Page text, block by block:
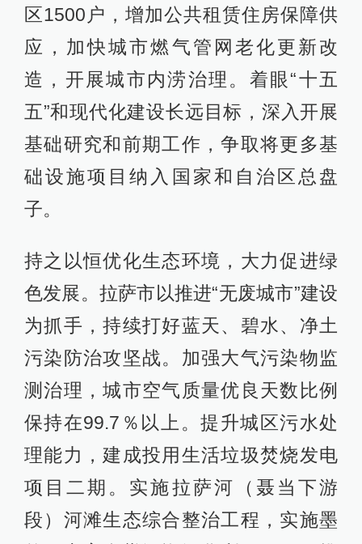
区1500户，增加公共租赁住房保障供
应，加快城市燃气管网老化更新改
造，开展城市内涝治理。着眼“十五
五”和现代化建设长远目标，深入开展
基础研究和前期工作，争取将更多基
础设施项目纳入国家和自治区总盘
子。
持之以恒优化生态环境，大力促进绿
色发展。拉萨市以推进“无废城市”建设
为抓手，持续打好蓝天、碧水、净土
污染防治攻坚战。加强大气污染物监
测治理，城市空气质量优良天数比例
保持在99.7％以上。提升城区污水处
理能力，建成投用生活垃圾焚烧发电
项目二期。实施拉萨河（聂当下游
段）河滩生态综合整治工程，实施墨